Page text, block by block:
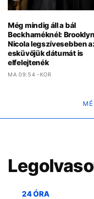
Még mindig áll a bál
Beckhaméknél:
Nicola legszívesebben
esküvőjük dátumát is
elfelejtenék
MA 09:54 -KOR
24 ÓRA